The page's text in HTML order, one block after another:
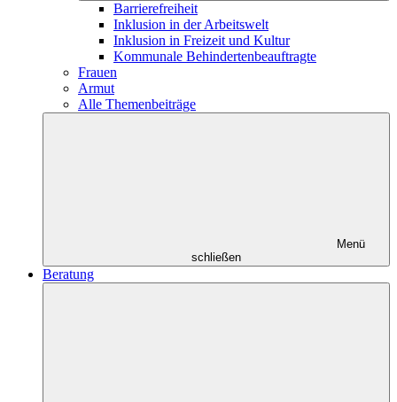
Barrierefreiheit
Inklusion in der Arbeitswelt
Inklusion in Freizeit und Kultur
Kommunale Behindertenbeauftragte
Frauen
Armut
Alle Themenbeiträge
Menü
schließen
Beratung